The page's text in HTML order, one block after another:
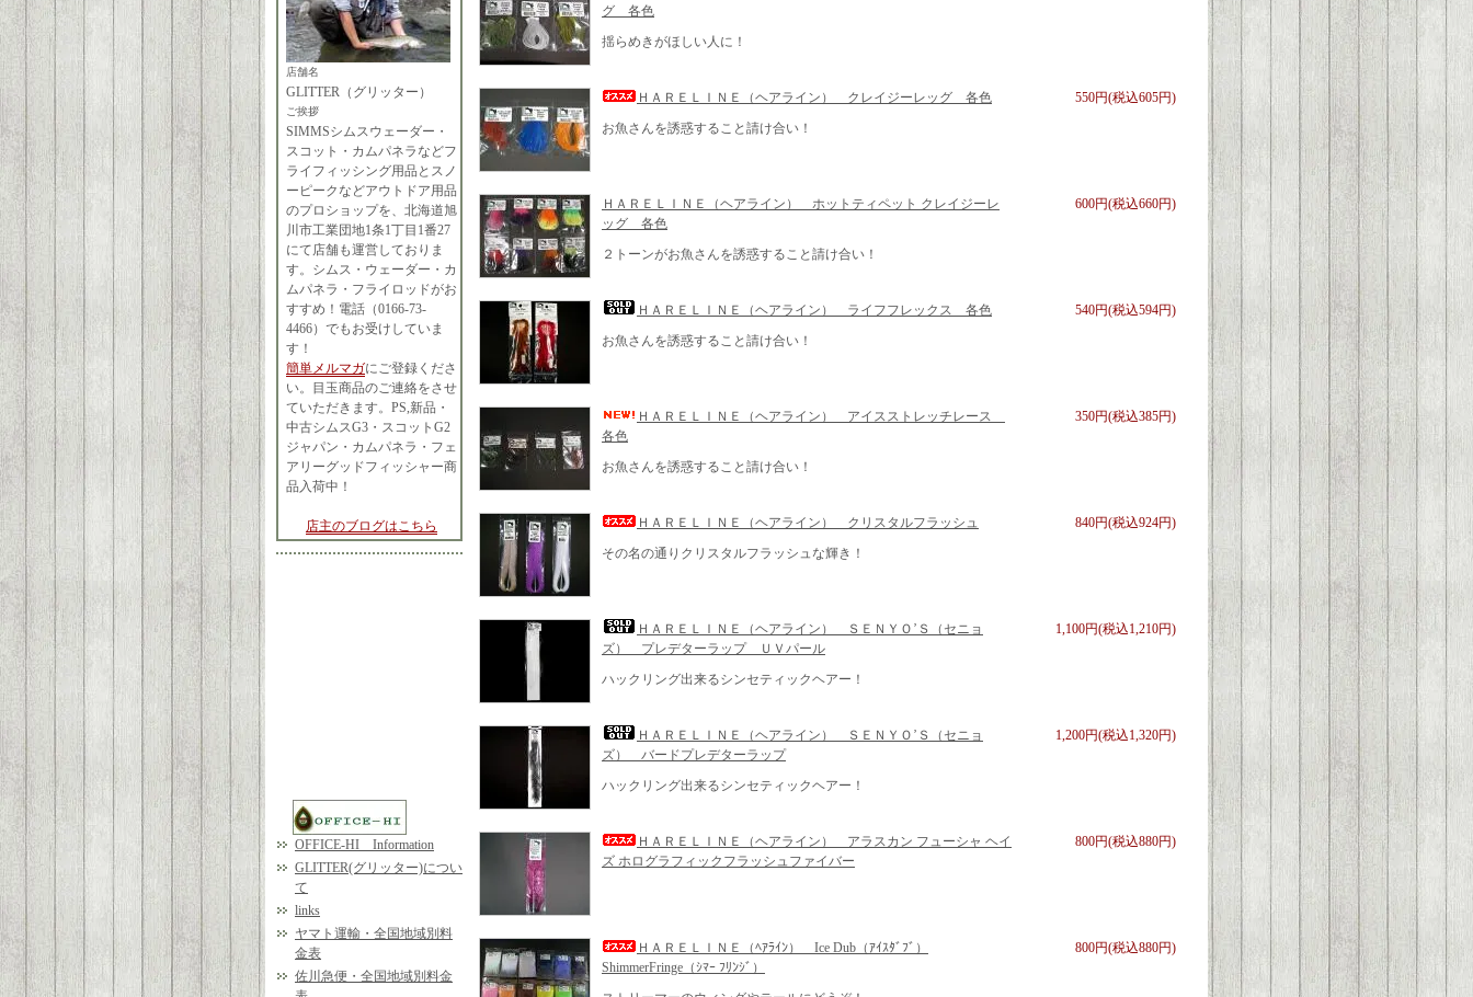
店舗名
GLITTER（グリッター）
ご挨拶
SIMMSシムスウェーダー・
スコット・カムパネラなどフ
ライフィッシング用品とスノ
ーピークなどアウトドア用品
のプロショップを、北海道旭
川市工業団地1条1丁目1番27
にて店舗も運営しておりま
す。シムス・ウェーダー・カ
ムパネラ・フライロッドがお
すすめ！電話（0166-73-
4466）でもお受けしていま
す！
簡単メルマガにご登録くださ
い。目玉商品のご連絡をさせ
ていただきます。PS,新品・
中古シムスG3・スコットG2
ジャパン・カムパネラ・フェ
アリーグッドフィッシャー商
品入荷中！
店主のブログはこちら
OFFICE-HI Information
GLITTER(グリッター)につい
て
links
ヤマト運輸・全国地域別料
金表
佐川急便・全国地域別料金
グ 各色
揺らめきがほしい人に！
550円(税込605円)
ＨＡＲＥＬＩＮＥ（ヘアライン） クレイジーレッグ 各色
お魚さんを誘惑すること請け合い！
600円(税込660円)
ＨＡＲＥＬＩＮＥ（ヘアライン） ホットティペット クレイジーレ
ッグ 各色
２トーンがお魚さんを誘惑すること請け合い！
540円(税込594円)
ＨＡＲＥＬＩＮＥ（ヘアライン） ライフフレックス 各色
お魚さんを誘惑すること請け合い！
350円(税込385円)
ＨＡＲＥＬＩＮＥ（ヘアライン） アイスストレッチレース
各色
お魚さんを誘惑すること請け合い！
840円(税込924円)
ＨＡＲＥＬＩＮＥ（ヘアライン） クリスタルフラッシュ
その名の通りクリスタルフラッシュな輝き！
1,100円(税込1,210円)
ＨＡＲＥＬＩＮＥ（ヘアライン） ＳＥＮＹＯ’Ｓ（セニョ
ズ） プレデターラップ ＵＶパール
ハックリング出来るシンセティックヘアー！
1,200円(税込1,320円)
ＨＡＲＥＬＩＮＥ（ヘアライン） ＳＥＮＹＯ’Ｓ（セニョ
ズ） バードプレデターラップ
ハックリング出来るシンセティックヘアー！
800円(税込880円)
ＨＡＲＥＬＩＮＥ（ヘアライン） アラスカン フューシャ ヘイ
ズ ホログラフィックフラッシュファイバー
800円(税込880円)
ＨＡＲＥＬＩＮＥ（ﾍｱﾗｲﾝ） Ice Dub（ｱｲｽﾀﾞﾌﾞ）
ShimmerFringe（ｼﾏｰ ﾌﾘﾝｼﾞ）